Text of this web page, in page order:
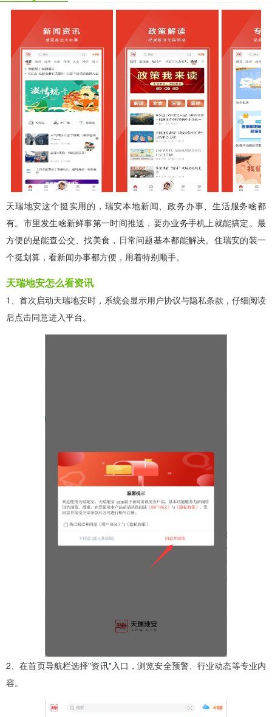
天瑞地安这个挺实用的，瑞安本地新闻、政务办事、生活服务啥都
有。市里发生啥新鲜事第一时间推送，要办业务手机上就能搞定。最
方便的是能查公交、找美食，日常问题基本都能解决。住瑞安的装一
个挺划算，看新闻办事都方便，用着特别顺手。
天瑞地安怎么看资讯
1、首次启动天瑞地安时，系统会显示用户协议与隐私条款，仔细阅读
后点击同意进入平台。
2、在首页导航栏选择"资讯"入口，浏览安全预警、行业动态等专业内
容。